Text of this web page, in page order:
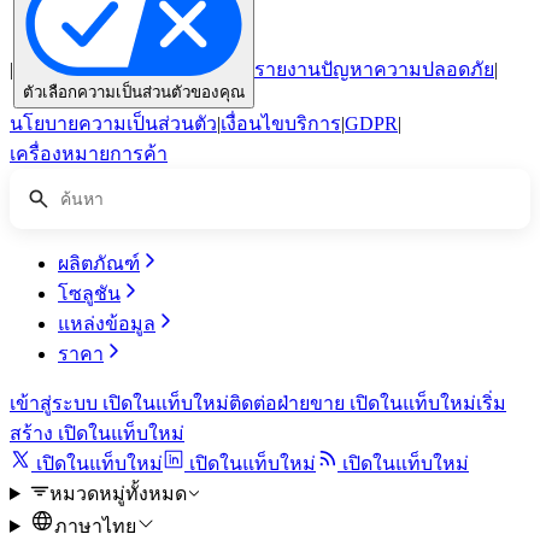
|
ตัวเลือกความเป็นส่วนตัวของคุณ
รายงานปัญหาความปลอดภัย|
นโยบายความเป็นส่วนตัว|เงื่อนไขบริการ|GDPR|
เครื่องหมายการค้า
ผลิตภัณฑ์
โซลูชัน
แหล่งข้อมูล
ราคา
เข้าสู่ระบบ เปิดในแท็บใหม่ติดต่อฝ่ายขาย เปิดในแท็บใหม่เริ่ม
สร้าง เปิดในแท็บใหม่
เปิดในแท็บใหม่
เปิดในแท็บใหม่
เปิดในแท็บใหม่
หมวดหมู่ทั้งหมด
ภาษาไทย